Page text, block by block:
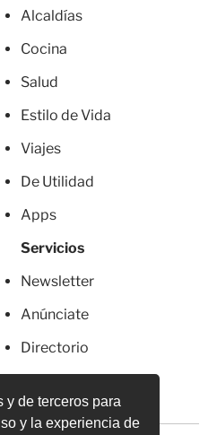
y de terceros para
y la experiencia de
Alcaldías
Cocina
Salud
Estilo de Vida
Viajes
De Utilidad
Apps
Servicios
Newsletter
Anúnciate
Directorio